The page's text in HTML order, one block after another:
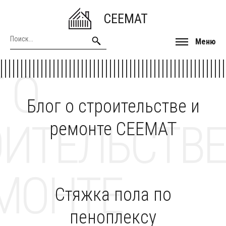
CEEMAT
Меню
Блог о строительстве и
ремонте CEEMAT
О
Стяжка пола по
пеноплексу